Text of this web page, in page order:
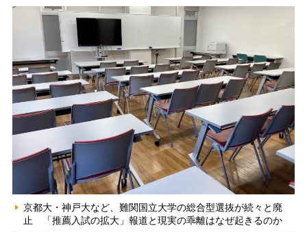
京都大・神戸大など、難関国立大学の総合型選抜が続々と廃
止 「推薦入試の拡大」報道と現実の乖離はなぜ起きるのか